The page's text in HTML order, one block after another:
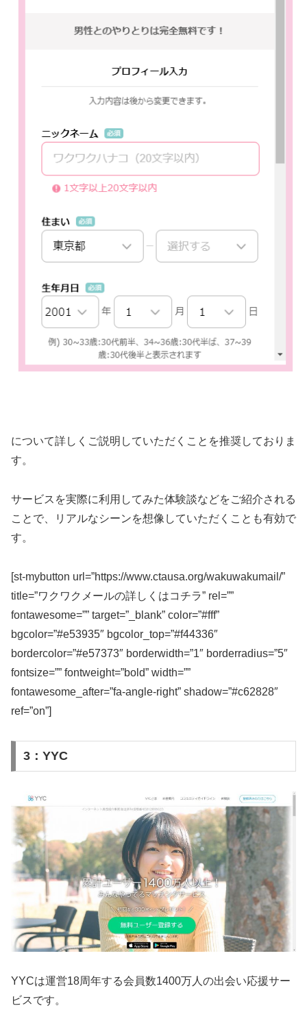
について詳しくご説明していただくことを推奨しておりま
す。
サービスを実際に利用してみた体験談などをご紹介される
ことで、リアルなシーンを想像していただくことも有効で
す。
[st-mybutton url=”https://www.ctausa.org/wakuwakumail/”
title=”ワクワクメールの詳しくはコチラ” rel=””
fontawesome=”” target=”_blank” color=”#fff”
bgcolor=”#e53935″ bgcolor_top=”#f44336″
bordercolor=”#e57373″ borderwidth=”1″ borderradius=”5″
fontsize=”” fontweight=”bold” width=””
fontawesome_after=”fa-angle-right” shadow=”#c62828″
ref=”on”]
3：YYC
YYCは運営18周年する会員数1400万人の出会い応援サー
ビスです。